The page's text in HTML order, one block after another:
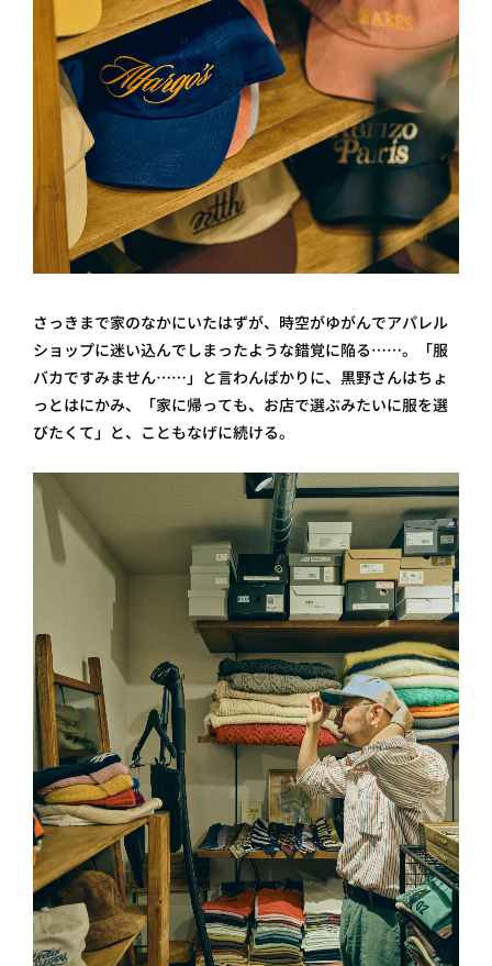
さっきまで家のなかにいたはずが、時空がゆがんでアパレル
ショップに迷い込んでしまったような錯覚に陥る……。「服
バカですみません……」と言わんばかりに、黒野さんはちょ
っとはにかみ、「家に帰っても、お店で選ぶみたいに服を選
びたくて」と、こともなげに続ける。